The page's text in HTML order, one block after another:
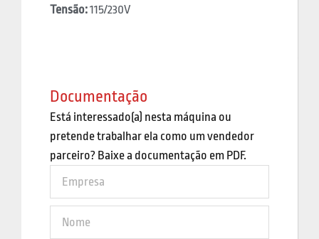
Tensão:115/230V
Documentação
Está interessado(a) nesta máquina ou
pretende trabalhar ela como um vendedor
parceiro? Baixe a documentação em PDF.